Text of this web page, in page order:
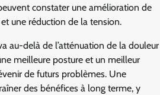
constater une amélioration de
une réduction de la tension.
au-delà de l’atténuation de la douleur
meilleure posture et un meilleur
de futurs problèmes. Une
des bénéfices à long terme, y